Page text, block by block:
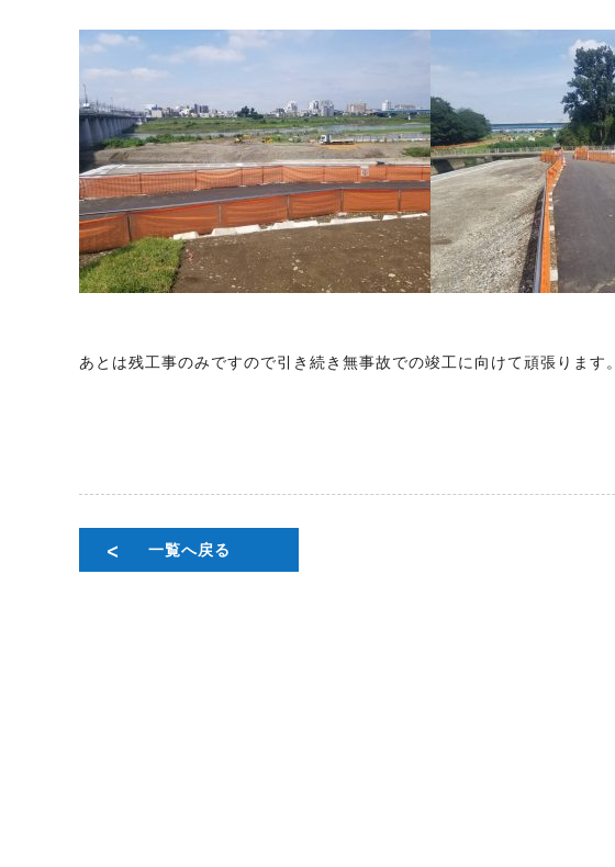
あとは残工事のみですので引き続き無事故での竣工に向けて頑張ります。
一覧へ戻る